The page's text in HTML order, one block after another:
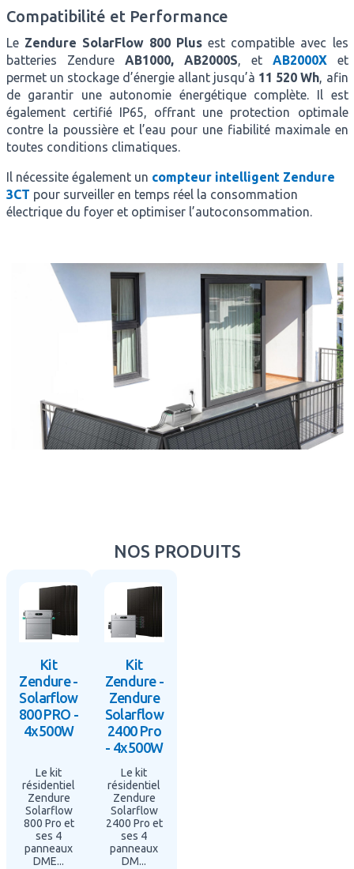
Compatibilité et Performance
Le Zendure SolarFlow 800 Plus est compatible avec les
batteries Zendure AB1000, AB2000S, et AB2000Xet
permet un stockage d’énergie allant jusqu’à 11 520 Wh, afin
de garantir une autonomie énergétique complète. Il est
également certifié IP65, offrant une protection optimale
contre la poussière et l’eau pour une fiabilité maximale en
toutes conditions climatiques.
Il nécessite également un compteur intelligent Zendure
3CT pour surveiller en temps réel la consommation
électrique du foyer et optimiser l’autoconsommation.
NOS PRODUITS
Kit
Zendure -
Solarflow
800 PRO -
4x500W
Le kit
résidentiel
Zendure
Solarflow
800 Pro et
ses 4
panneaux
DME...
Kit
Zendure -
Zendure
Solarflow
2400 Pro
- 4x500W
Le kit
résidentiel
Zendure
Solarflow
2400 Pro et
ses 4
panneaux
DM...